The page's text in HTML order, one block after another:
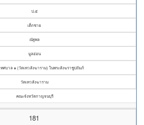
ป.๕
เด็กชาย
ณัฐพล
มูลอ่อน
ทศบาล ๑ (วัดเทวสังฆาราม) ในพระสังฆราชูปถัมภ์
วัดเทวสังฆาราม
คณะจังหวัดกาญจนบุรี
181